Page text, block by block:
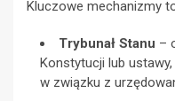
Kluczowe mechanizmy
Trybunał Stanu –
Konstytucji lub
w związku z